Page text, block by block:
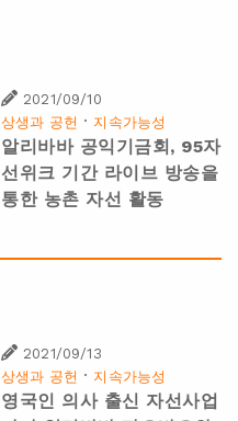
2021/09/10
상생과 공헌 · 지속가능성
알리바바 공익기금회, 95자
선위크 기간 라이브 방송을
통한 농촌 자선 활동
2021/09/13
상생과 공헌 · 지속가능성
영국인 의사 출신 자선사업